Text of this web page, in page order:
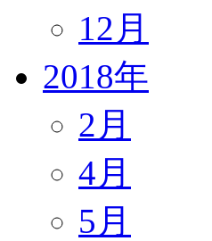
12月
2018年
2月
4月
5月